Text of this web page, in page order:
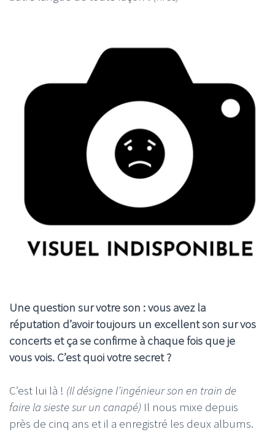
Une question sur votre son : vous avez la
réputation d’avoir toujours un excellent son sur vos
concerts et ça se confirme à chaque fois que je
vous vois. C’est quoi votre secret ?
C’est lui là ! (Il désigne l’ingénieur son en train de
faire la sieste sur un canapé) Il nous mixe depuis
près de cinq ans et il a enregistré les deux albums.